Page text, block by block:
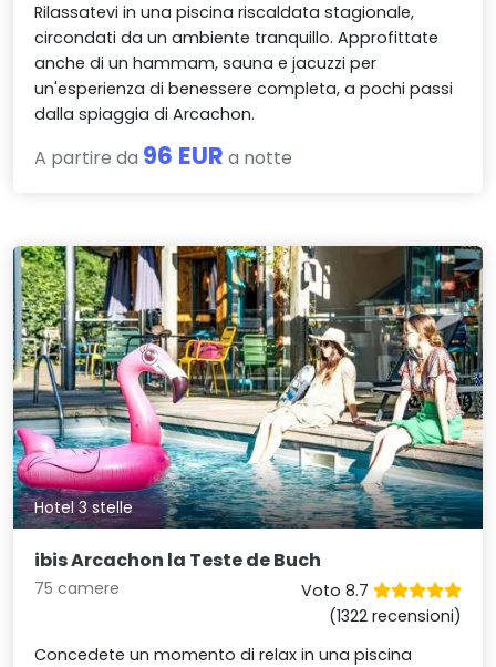
Rilassatevi in una piscina riscaldata stagionale,
circondati da un ambiente tranquillo. Approfittate
anche di un hammam, sauna e jacuzzi per
un'esperienza di benessere completa, a pochi passi
dalla spiaggia di Arcachon.
A partire da 96 EUR a notte
Hotel 3 stelle
ibis Arcachon la Teste de Buch
75 camere
Voto 8.7
(1322 recensioni)
Concedete un momento di relax in una piscina